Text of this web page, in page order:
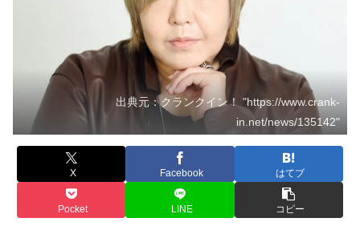
出典元：クランクイン！ "https://www.crank-
in.net/news/135142"
X Facebook はてブ
Pocket LINE コピー